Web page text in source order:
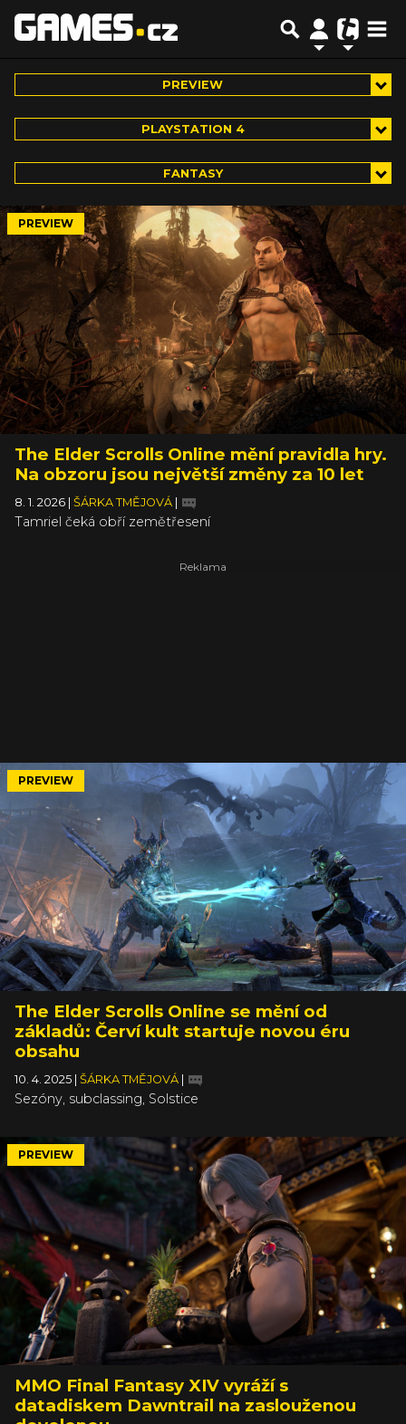
PREVIEW
PLAYSTATION 4
FANTASY
PREVIEW
The Elder Scrolls Online mění pravidla hry.
Na obzoru jsou největší změny za 10 let
8. 1. 2026 ŠÁRKA TMĚJOVÁ
Tamriel čeká obří zemětřesení
PREVIEW
The Elder Scrolls Online se mění od
základů: Červí kult startuje novou éru
obsahu
10. 4. 2025 ŠÁRKA TMĚJOVÁ
Sezóny, subclassing, Solstice
PREVIEW
MMO Final Fantasy XIV vyráží s
datadiskem Dawntrail na zaslouženou